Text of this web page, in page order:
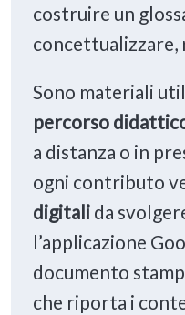
costruire un
concettualizzare,
Sono materiali
percorso
a distanza o in
ogni contributo
digitali da
l’applicazione
documento
che riporta i